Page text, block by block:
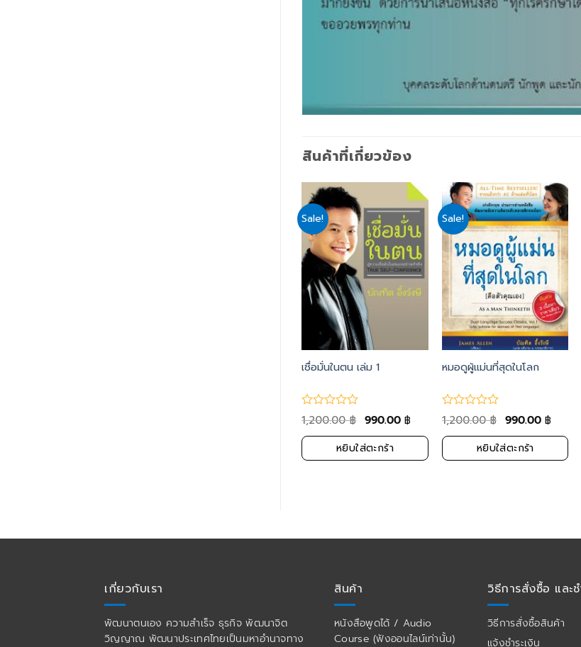
สินค้าที่เกี่ยวข้อง
Sale!
Add
to
wishlist
เชื่อมั่นในตน เล่ม 1
1,200.00฿ 990.00฿
หยิบใส่ตะกร้า
Sale!
Add
to
wishlist
หมอดูผู้แม่นที่สุดในโลก
1,200.00฿ 990.00฿
หยิบใส่ตะกร้า
เกี่ยวกับเรา
พัฒนาตนเอง ความสำเร็จ ธุรกิจ พัฒนาจิต
วิญญาณ พัฒนาประเทศไทยเป็นมหาอำนาจทาง
สินค้า
หนังสือพูดได้ / Audio
Course (ฟังออนไลน์เท่านั้น)
วิธีการสั่งซื้อ และช
วิธีการสั่งซื้อสินค้า
แจ้งชำระเงิน